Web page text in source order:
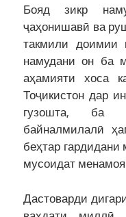
Бояд зикр
ҷаҳонишавӣ ва
такмили доимии
намудани он ба
аҳамияти хоса
Тоҷикистон дар
гузошта, ба
байналмилалӣ
беҳтар гардидани
мусоидат
Дастоварди